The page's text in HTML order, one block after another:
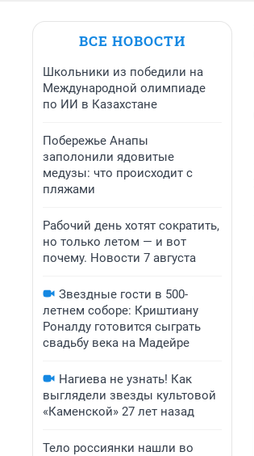
ВСЕ НОВОСТИ
Школьники из победили на
Международной олимпиаде
по ИИ в Казахстане
Побережье Анапы
заполонили ядовитые
медузы: что происходит с
пляжами
Рабочий день хотят сократить,
но только летом — и вот
почему. Новости 7 августа
Звездные гости в 500-
летнем соборе: Криштиану
Роналду готовится сыграть
свадьбу века на Мадейре
Нагиева не узнать! Как
выглядели звезды культовой
«Каменской» 27 лет назад
Тело россиянки нашли во